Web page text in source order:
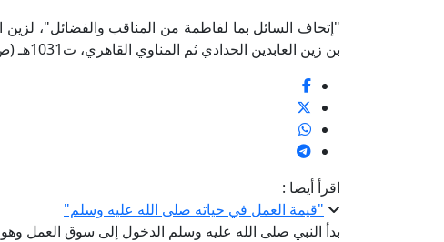
"إتحاف السائل بما لفاطمة من المناقب والفضائل"،
بن زين العابدين الحدادي ثم المناوي القاهري، ت1031هـ (ص 26-30 ).
اقرأ أيضا :
"قيمة العمل في حياته صلى الله عليه وسلم"
بدأ النبي صلى الله عليه وسلم الدخول إلى سوق العمل